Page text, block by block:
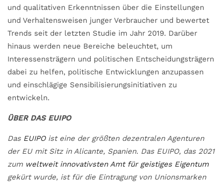
und qualitativen Erkenntnissen über die Einstellungen
und Verhaltensweisen junger Verbraucher und bewertet
Trends seit der letzten Studie im Jahr 2019. Darüber
hinaus werden neue Bereiche beleuchtet, um
Interessensträgern und politischen Entscheidungsträgern
dabei zu helfen, politische Entwicklungen anzupassen
und einschlägige Sensibilisierungsinitiativen zu
entwickeln.
ÜBER DAS EUIPO
Das EUIPOist eine der größten dezentralen Agenturen
der EU mit Sitz in Alicante, Spanien. Das EUIPO, das 2021
zum weltweit innovativsten Amt für geistiges Eigentum
gekürt wurde, ist für die Eintragung von Unionsmarken